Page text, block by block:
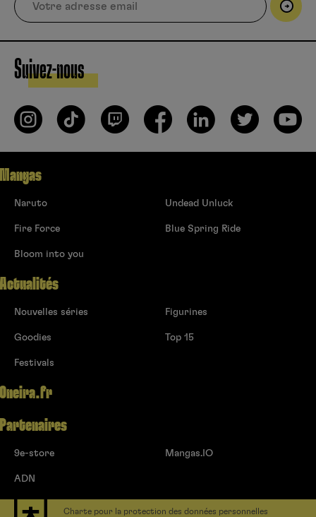
Suivez-nous
Mangas
Naruto
Fire Force
Bloom into you
Undead Unluck
Blue Spring Ride
Actualités
Nouvelles séries
Goodies
Festivals
Figurines
Top 15
Oneira.fr
Partenaires
9e-store
ADN
Mangas.IO
Charte pour la protection des données personnelles